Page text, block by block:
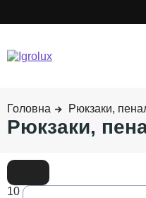
Рюкзаки,
Рюкзаки,
10